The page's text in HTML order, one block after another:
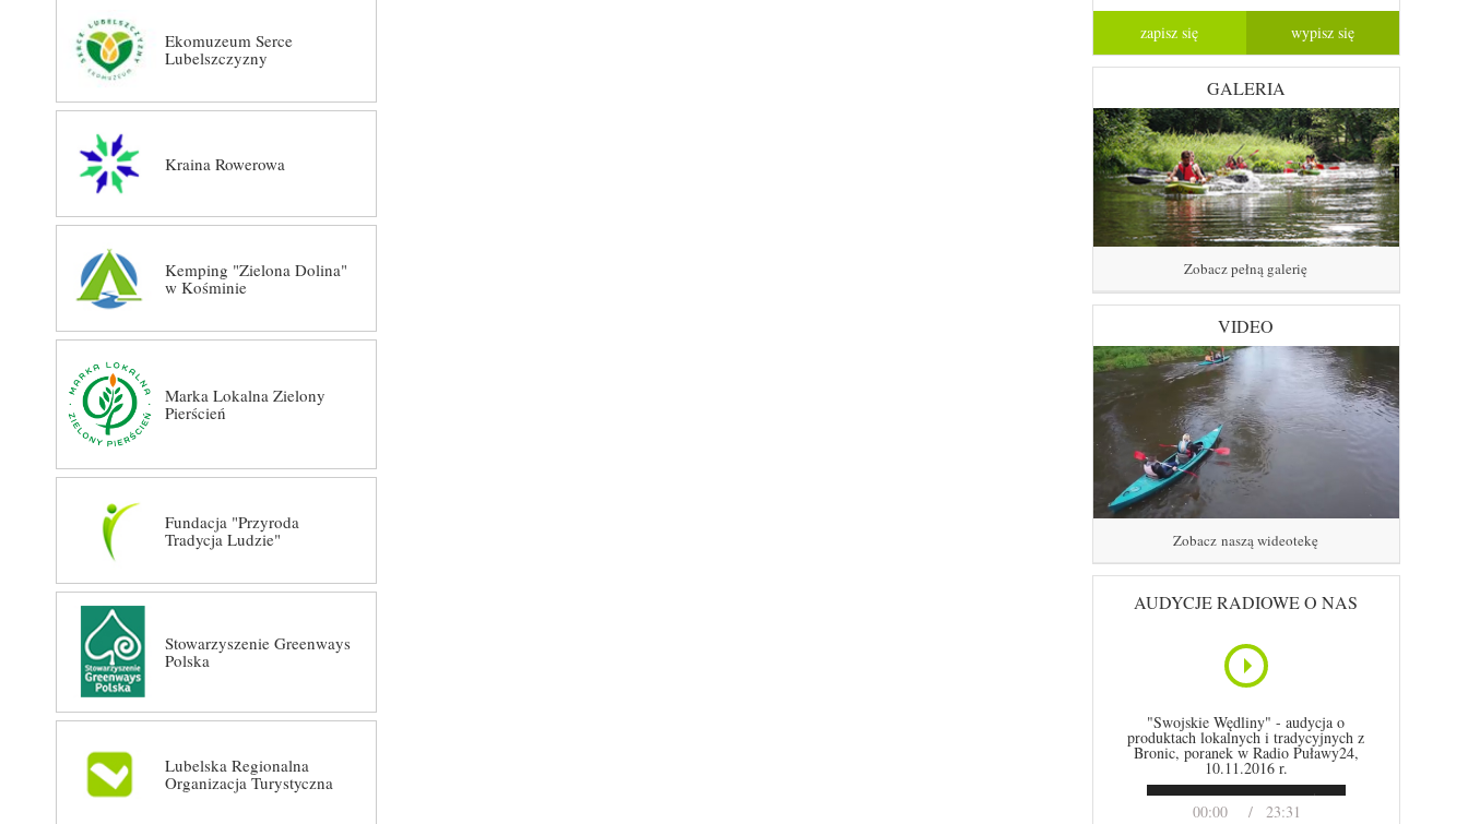
Ekomuzeum Serce
Lubelszczyzny
Kraina Rowerowa
Kemping "Zielona Dolina"
w Kośminie
Marka Lokalna Zielony
Pierścień
Fundacja "Przyroda
Tradycja Ludzie"
Stowarzyszenie Greenways
Polska
Lubelska Regionalna
Organizacja Turystyczna
GALERIA
Zobacz pełną galerię
VIDEO
Zobacz naszą wideotekę
AUDYCJE RADIOWE O NAS
00:00 23:31
"Swojskie Wędliny" - audycja o
produktach lokalnych i tradycyjnych z
Bronic, poranek w Radio Puławy24,
10.11.2016 r.